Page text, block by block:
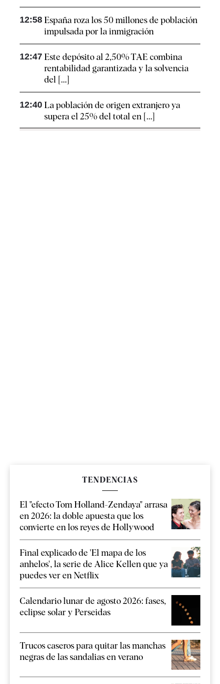
12:58 España roza los 50 millones de población
impulsada por la inmigración
12:47 Este depósito al 2,50% TAE combina
rentabilidad garantizada y la solvencia
del [...]
12:40 La población de origen extranjero ya
supera el 25% del total en [...]
TENDENCIAS
El "efecto Tom Holland-Zendaya" arrasa
en 2026: la doble apuesta que los
convierte en los reyes de Hollywood
Final explicado de 'El mapa de los
anhelos', la serie de Alice Kellen que ya
puedes ver en Netflix
Calendario lunar de agosto 2026: fases,
eclipse solar y Perseidas
Trucos caseros para quitar las manchas
negras de las sandalias en verano